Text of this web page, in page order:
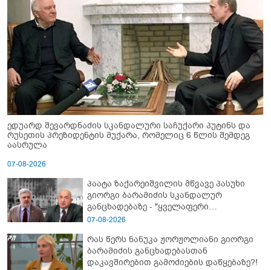
ედუარდ შევარდნაძის სკანდალური საჩუქარი პუტინს და
რუსეთის პრეზიდენტის მუქარა, რომელიც 6 წლის შემდეგ
აასრულა
07-08-2026
პაატა ზაქარეიშვილის მწვავე პასუხი
გიორგი ბარამიძის სკანდალურ
განცხადებაზე - "ყველაფერი
დეტალურად ვიცი... კამანში მოკლული
ბარამიძე კი ტყუის"
07-08-2026
რას წერს ნანუკა ჟორჟოლიანი გიორგი
ბარამიძის განცხადებასთან
დაკავშირებით გამოძიების დაწყებაზე?!